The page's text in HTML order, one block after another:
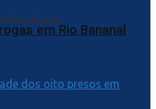
em Rio Bananal